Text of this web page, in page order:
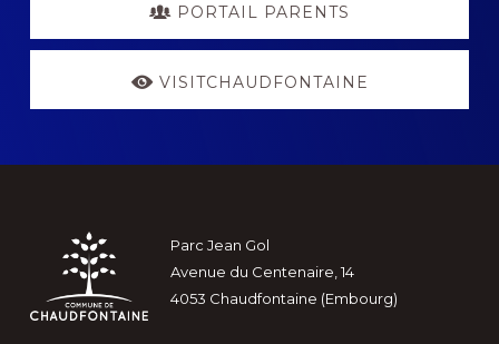
PORTAIL PARENTS
VISITCHAUDFONTAINE
Footer
Parc Jean Gol
Avenue du Centenaire, 14
4053 Chaudfontaine (Embourg)